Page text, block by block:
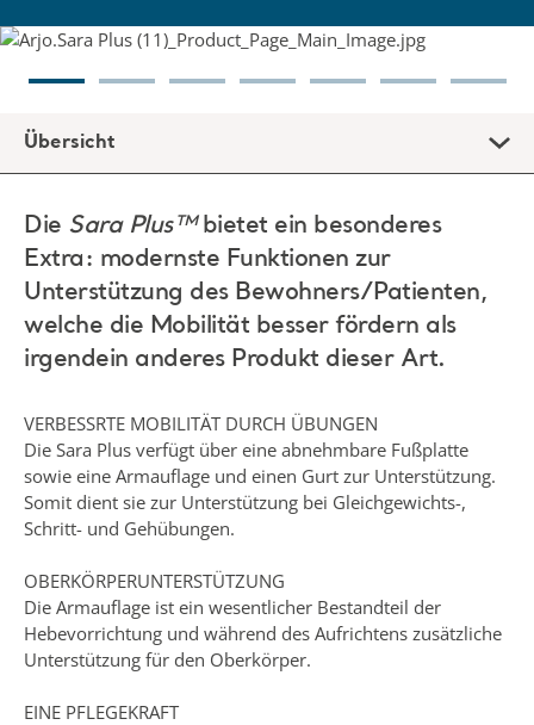
Übersicht
Die Sara Plus™bietet ein besonderes
Extra: modernste Funktionen zur
Unterstützung des Bewohners/Patienten,
welche die Mobilität besser fördern als
irgendein anderes Produkt dieser Art.
VERBESSRTE MOBILITÄT DURCH ÜBUNGEN
Die Sara Plus verfügt über eine abnehmbare Fußplatte
sowie eine Armauflage und einen Gurt zur Unterstützung.
Somit dient sie zur Unterstützung bei Gleichgewichts-,
Schritt- und Gehübungen.
OBERKÖRPERUNTERSTÜTZUNG
Die Armauflage ist ein wesentlicher Bestandteil der
Hebevorrichtung und während des Aufrichtens zusätzliche
Unterstützung für den Oberkörper.
EINE PFLEGEKRAFT